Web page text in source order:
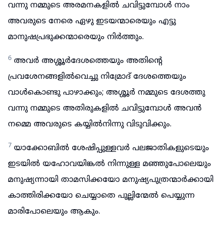
വന്നു നമ്മുടെ അരമനകളിൽ ചവിട്ടുമ്പോൾ നാം
അവരുടെ നേരെ ഏഴു ഇടയന്മാരെയും എട്ടു
മാനുഷപ്രഭുക്കന്മാരെയും നിർത്തും.
6 അവർ അശ്ശൂർദേശത്തെയും അതിന്റെ
പ്രവശേനങ്ങളിൽവെച്ചു നിമ്രോദ് ദേശത്തെയും
വാൾകൊണ്ടു പാഴാക്കും; അശ്ശൂർ നമ്മുടെ ദേശത്തു
വന്നു നമ്മുടെ അതിരുകളിൽ ചവിട്ടുമ്പോൾ അവൻ
നമ്മെ അവരുടെ കയ്യിൽനിന്നു വിടുവിക്കും.
7 യാക്കോബിൽ ശേഷിപ്പുള്ളവർ പലജാതികളുടെയും
ഇടയിൽ യഹോവയിങ്കൽ നിന്നുള്ള മഞ്ഞുപോലെയും
മനുഷ്യന്നായി താമസിക്കയോ മനുഷ്യപുത്രന്മാർക്കായി
കാത്തിരിക്കയോ ചെയ്യാതെ പുല്ലിന്മേൽ പെയ്യുന്ന
മാരിപോലെയും ആകും.